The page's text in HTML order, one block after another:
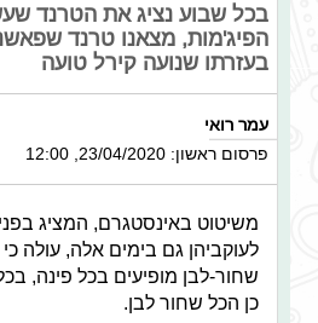
בכל שבוע נציג את הטרנד
הפיג'מות, מצאנו טרנד
בעזרתו שנועה קירל טועה
עמר רואי
פרסום ראשון: 23/04/2020, 12:00
משיטוט באינסטגרם, המציג
לעוקביהן גם בימים אלה, עולה
שחור-לבן מופיעים בכל פינה,
כן הכל שחור לבן.